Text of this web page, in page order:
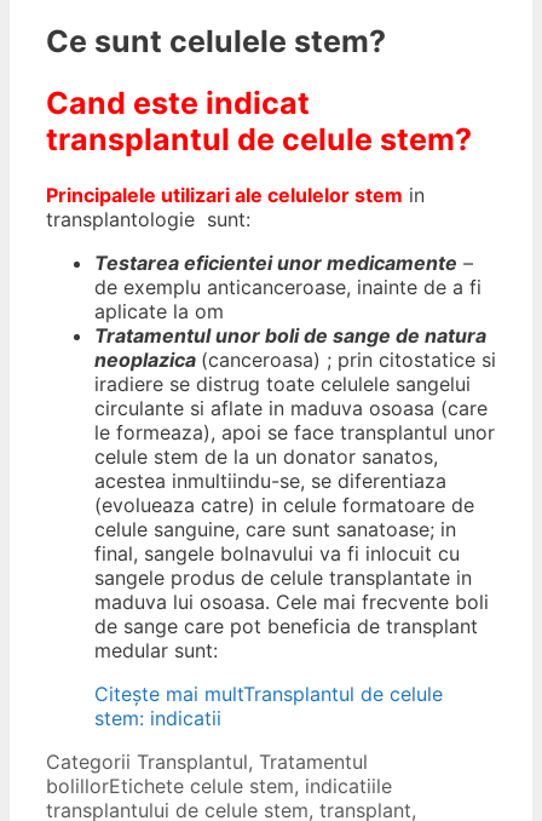
Ce sunt celulele stem?
Cand este indicat
transplantul de celule stem?
Principalele utilizari ale celulelor stem in
transplantologie sunt:
Testarea eficientei unor medicamente –
de exemplu anticanceroase, inainte de a fi
aplicate la om
Tratamentul unor boli de sange de natura
neoplazica (canceroasa) ; prin citostatice si
iradiere se distrug toate celulele sangelui
circulante si aflate in maduva osoasa (care
le formeaza), apoi se face transplantul unor
celule stem de la un donator sanatos,
acestea inmultiindu-se, se diferentiaza
(evolueaza catre) in celule formatoare de
celule sanguine, care sunt sanatoase; in
final, sangele bolnavului va fi inlocuit cu
sangele produs de celule transplantate in
maduva lui osoasa. Cele mai frecvente boli
de sange care pot beneficia de transplant
medular sunt:
Citește mai multTransplantul de celule
stem: indicatii
Categorii Transplantul, Tratamentul
bolillorEtichete celule stem, indicatiile
transplantului de celule stem, transplant,